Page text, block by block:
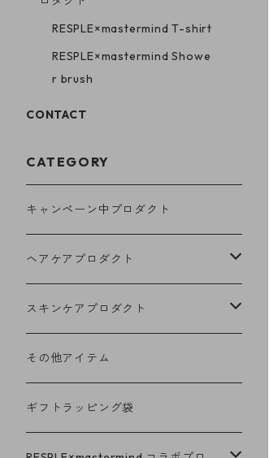
RESPLE×mastermind T-shirt
RESPLE×mastermind Showe
r brush
CONTACT
CATEGORY
キャンペーン中プロダクト
ヘアケアプロダクト
シャンプー
トリートメント
スキンケアプロダクト
ホホバオイル
フェイスウォッシュ
その他アイテム
ギフトラッピング袋